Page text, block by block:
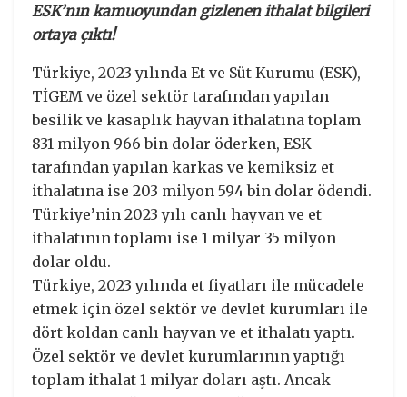
ESK’nın kamuoyundan gizlenen ithalat bilgileri
ortaya çıktı!
Türkiye, 2023 yılında Et ve Süt Kurumu (ESK),
TİGEM ve özel sektör tarafından yapılan
besilik ve kasaplık hayvan ithalatına toplam
831 milyon 966 bin dolar öderken, ESK
tarafından yapılan karkas ve kemiksiz et
ithalatına ise 203 milyon 594 bin dolar ödendi.
Türkiye’nin 2023 yılı canlı hayvan ve et
ithalatının toplamı ise 1 milyar 35 milyon
dolar oldu.
Türkiye, 2023 yılında et fiyatları ile mücadele
etmek için özel sektör ve devlet kurumları ile
dört koldan canlı hayvan ve et ithalatı yaptı.
Özel sektör ve devlet kurumlarının yaptığı
toplam ithalat 1 milyar doları aştı. Ancak